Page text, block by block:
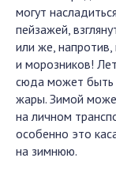
могут
пейзажей,
или же,
и морозников!
сюда может быть
жары. Зимой
на личном
особенно это
на зимнюю.